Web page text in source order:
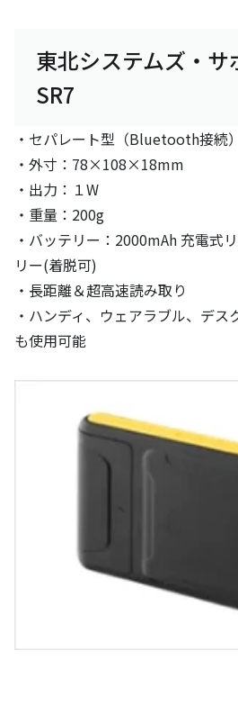
東北システムズ・サ
SR7
・セパレート型（Bluetooth接続
・外寸：78×108×18mm
・出力：１W
・重量：200g
・バッテリー：2000mAh 充電式
リー(着脱可)
・長距離＆超高速読み取り
・ハンディ、ウェアラブル、デス
も使用可能